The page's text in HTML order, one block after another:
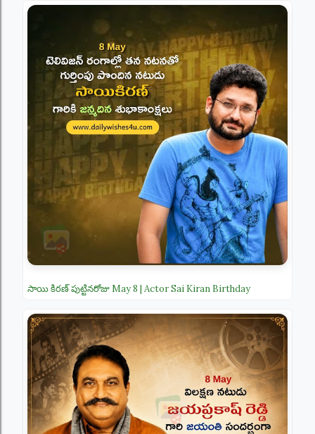
సాయి కిరణ్ పుట్టినరోజు May 8 | Actor Sai Kiran Birthday